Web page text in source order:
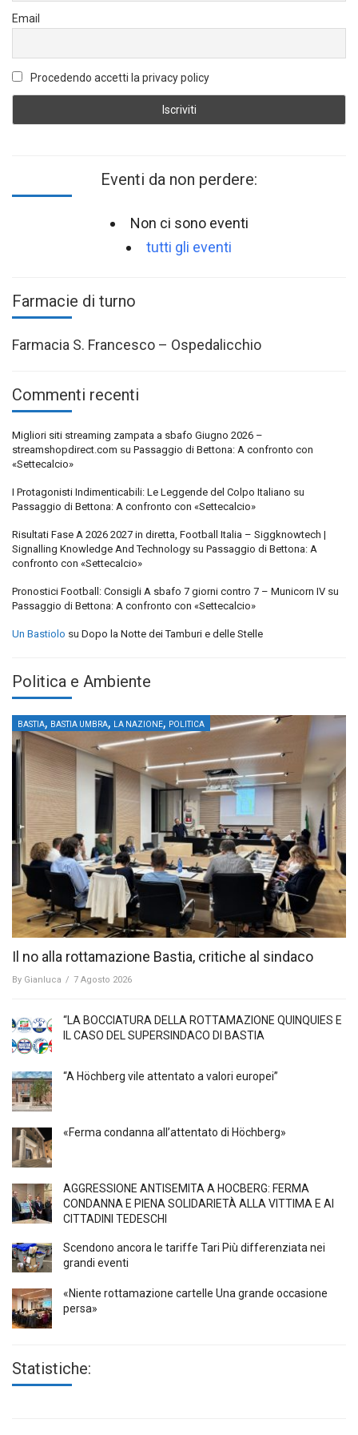
Email
Procedendo accetti la privacy policy
Eventi da non perdere:
Non ci sono eventi
tutti gli eventi
Farmacie di turno
Farmacia S. Francesco – Ospedalicchio
Commenti recenti
Migliori siti streaming zampata a sbafo Giugno 2026 –
streamshopdirect.com su Passaggio di Bettona: A confronto con
«Settecalcio»
I Protagonisti Indimenticabili: Le Leggende del Colpo Italiano su
Passaggio di Bettona: A confronto con «Settecalcio»
Risultati Fase A 2026 2027 in diretta, Football Italia – Siggknowtech |
Signalling Knowledge And Technology su Passaggio di Bettona: A
confronto con «Settecalcio»
Pronostici Football: Consigli A sbafo 7 giorni contro 7 – Municorn IV su
Passaggio di Bettona: A confronto con «Settecalcio»
Un Bastiolo su Dopo la Notte dei Tamburi e delle Stelle
Politica e Ambiente
BASTIA, BASTIA UMBRA, LA NAZIONE, POLITICA
Il no alla rottamazione Bastia, critiche al sindaco
By Gianluca / 7 Agosto 2026
“LA BOCCIATURA DELLA ROTTAMAZIONE QUINQUIES E
IL CASO DEL SUPERSINDACO DI BASTIA
“A Höchberg vile attentato a valori europei”
«Ferma condanna all’attentato di Höchberg»
AGGRESSIONE ANTISEMITA A HÖCBERG: FERMA
CONDANNA E PIENA SOLIDARIETÀ ALLA VITTIMA E AI
CITTADINI TEDESCHI
Scendono ancora le tariffe Tari Più differenziata nei
grandi eventi
«Niente rottamazione cartelle Una grande occasione
persa»
Statistiche: